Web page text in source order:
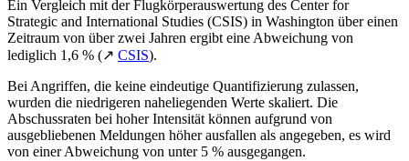
Ein Vergleich mit der Flugkörperauswertung des Center for
Strategic and International Studies (CSIS) in Washington über einen
Zeitraum von über zwei Jahren ergibt eine Abweichung von
lediglich 1,6 % (↗ CSIS).
Bei Angriffen, die keine eindeutige Quantifizierung zulassen,
wurden die niedrigeren naheliegenden Werte skaliert. Die
Abschussraten bei hoher Intensität können aufgrund von
ausgebliebenen Meldungen höher ausfallen als angegeben, es wird
von einer Abweichung von unter 5 % ausgegangen.